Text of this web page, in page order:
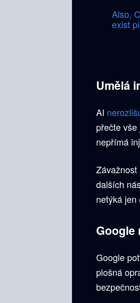
Also,
exist
Umělá
AI
přečte
nepřímá
dalších
netýká jen
Google
Google
plošná